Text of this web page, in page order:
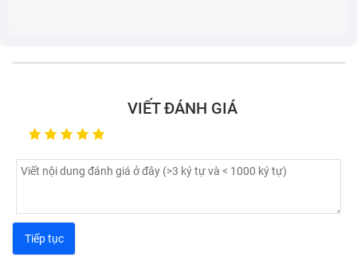
F5122/ F8131 bị nhòe màu, mờ.
VIẾT ĐÁNH GIÁ